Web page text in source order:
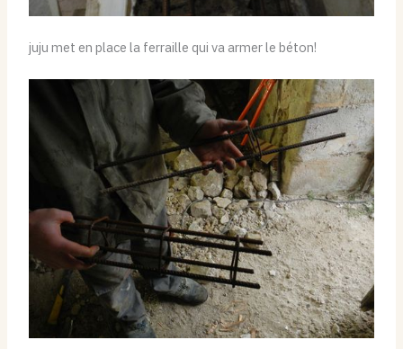
juju met en place la ferraille qui va armer le béton!